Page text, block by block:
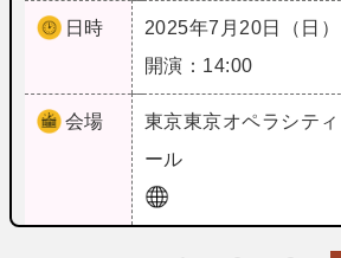
日時
2025年7月20日（日）
開演：14:00
会場 東京東京オペラシテ
ール